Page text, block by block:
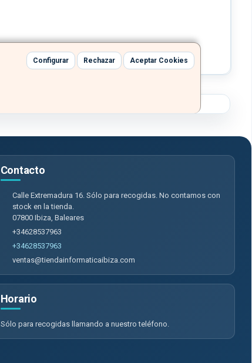
Configurar Rechazar Aceptar Cookies
Contacto
Calle Extremadura 16. Sólo para recogidas. No contamos con
stock en la tienda.
07800 Ibiza, Baleares
+34628537963
+34628537963
ventas@tiendainformaticaibiza.com
Horario
Sólo para recogidas llamando a nuestro teléfono.